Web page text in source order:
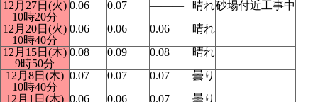
12月27日(火)
10時20分
0.06 0.07 ――― 晴れ砂場付近工事中
12月20日(火)
10時40分
0.06 0.06 0.06
晴れ
12月15日(木)
9時50分
0.08 0.09 0.08
晴れ
12月8日(木)
10時40分
0.07 0.07 0.07
曇り
12月1日(木) 0.06 0.06 0.07
曇り